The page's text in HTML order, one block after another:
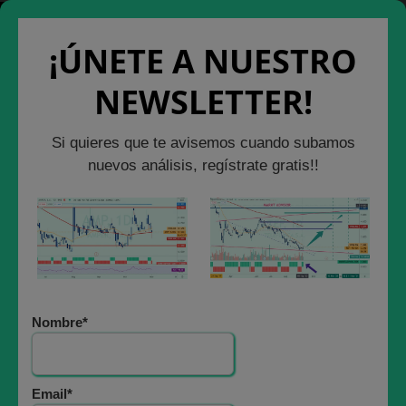
Saltar
ANÁLISIS BURSÁTIL
EL 72% de las
SALIDAS A BOLSA
en España desde
2013 a 2022 pierde
2 agosto, 2022
¡ÚNETE A NUESTRO
NEWSLETTER!
Si quieres que te avisemos cuando subamos
nuevos análisis, regístrate gratis!!
Nombre*
Email*
Cerrar Ventana